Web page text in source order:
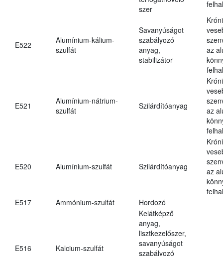
szer
E522
Alumínium-kálium-
szulfát
Savanyúságot
szabályozó
anyag,
stabilizátor
az
E521
Alumínium-nátrium-
szulfát
Szilárdítóanyag
az
E520 Alumínium-szulfát Szilárdítóanyag
az
E517
Ammónium-szulfát Hordozó
E516 Kalcium-szulfát
Kelátképző
anyag,
lisztkezelőszer,
savanyúságot
szabályozó